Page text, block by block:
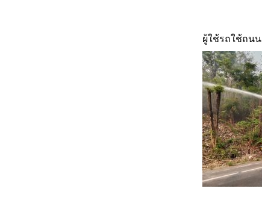
ผู้ใช้รถใช้ถนน